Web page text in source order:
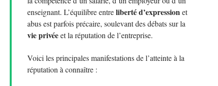
enseignant. L’équilibre entreliberté d’expressionet
abus est parfois précaire, soulevant des débats sur la
vie privéeet la réputation de l’entreprise.
Voici les principales manifestations de l’atteinte à la
réputation à connaître :